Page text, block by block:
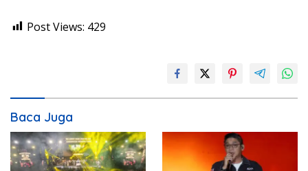
Post Views: 429
Baca Juga